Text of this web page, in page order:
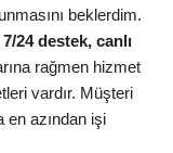
beklerdim.
7/24 destek, canlı
rağmen hizmet
vardır. Müşteri
en azından işi